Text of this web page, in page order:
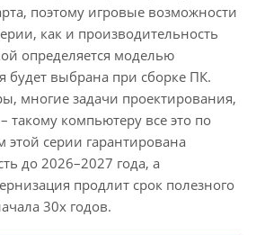
поэтому игровые возможности
как и производительность
определяется моделью
будет выбрана при сборке ПК.
многие задачи проектирования,
такому компьютеру все это по
серии гарантирована
до 2026–2027 года, а
продлит срок полезного
30х годов.